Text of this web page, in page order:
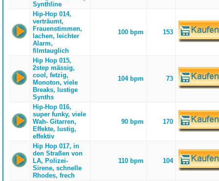
Synthline
Hip-Hop 014,
verträumt,
Frauenstimmen,
lachen, leichter
Alarm,
filmtauglich
100 bpm 153
Hip Hop 015,
2step mässig,
cool, fetzig,
Monoton, viele
Breaks, lustige
Synths
104 bpm 73
Hip-Hop 016,
super funky, viele
Wah- Gitarren,
Effekte, lustig,
effektiv
90 bpm 170
Hip Hop 017, in
den Straßen von
LA, Polizei-
Sirene, schnelle
Rhodes, frech
110 bpm 104